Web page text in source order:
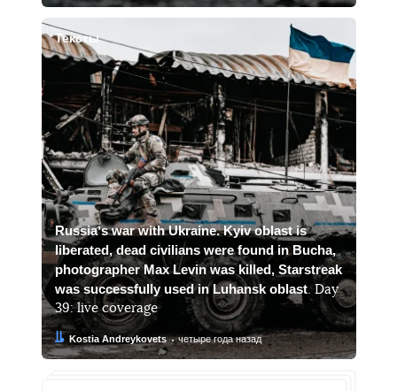
Тексты
Russiaʼs war with Ukraine. Kyiv oblast is
liberated, dead civilians were found in Bucha,
photographer Max Levin was killed, Starstreak
was successfully used in Luhansk oblast. Day
39: live coverage
Автор:Kostia Andreykovets
Дата: четыре года назад